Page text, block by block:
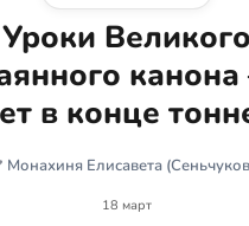
Уроки Великого
в конце
Монахиня Елисавета
18 март